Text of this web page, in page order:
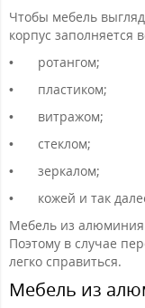
Чтобы мебель
корпус
•
ротангом;
•
пластиком;
•
витражом;
•
стеклом;
•
зеркалом;
•
кожей и так
Мебель из алюминия
Поэтому в случае
легко справиться.
Мебель из